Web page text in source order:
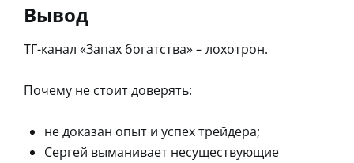
Вывод
ТГ-канал «Запах богатства» – лохотрон.
Почему не стоит доверять:
не доказан опыт и успех трейдера;
Сергей выманивает несуществующие